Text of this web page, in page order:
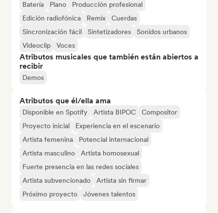
Batería
Piano
Producción profesional
Edición radiofónica
Remix
Cuerdas
Sincronización fácil
Sintetizadores
Sonidos urbanos
Videoclip
Voces
Atributos musicales que también están abiertos a
recibir
Demos
Atributos que él/ella ama
Disponible en Spotify Artista BIPOC
Compositor
Proyecto inicial
Experiencia en el escenario
Artista femenina
Potencial internacional
Artista masculino
Artista homosexual
Fuerte presencia en las redes sociales
Artista subvencionado
Artista sin firmar
Próximo proyecto
Jóvenes talentos